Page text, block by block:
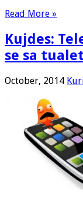
Read More »
Kujdes:
se sa
October, 2014